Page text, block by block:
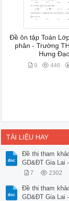
Đề ôn tập Toán
phân - Trường
Hưng
9 446
TÀI LIỆU HAY
Đề thi tham
GD&ĐT Gia Lai
7 2302
Đề thi tham
GD&ĐT Gia Lai